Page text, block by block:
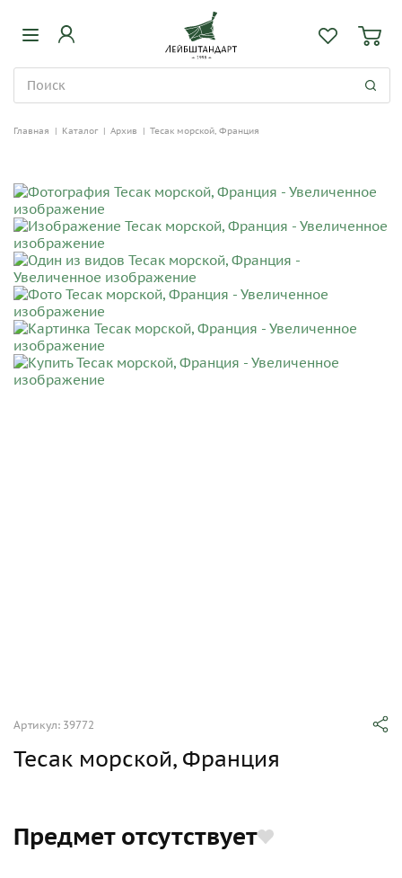
Главная | Каталог | Архив | Тесак морской, Франция
Артикул: 39772
Тесак морской, Франция
Предмет отсутствует